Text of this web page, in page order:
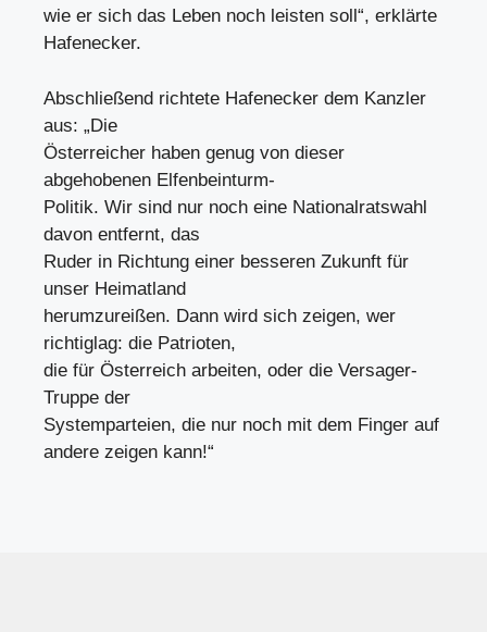
wie er sich das Leben noch leisten soll“, erklärte
Hafenecker.
Abschließend richtete Hafenecker dem Kanzler
aus: „Die
Österreicher haben genug von dieser
abgehobenen Elfenbeinturm-
Politik. Wir sind nur noch eine Nationalratswahl
davon entfernt, das
Ruder in Richtung einer besseren Zukunft für
unser Heimatland
herumzureißen. Dann wird sich zeigen, wer
richtiglag: die Patrioten,
die für Österreich arbeiten, oder die Versager-
Truppe der
Systemparteien, die nur noch mit dem Finger auf
andere zeigen kann!“